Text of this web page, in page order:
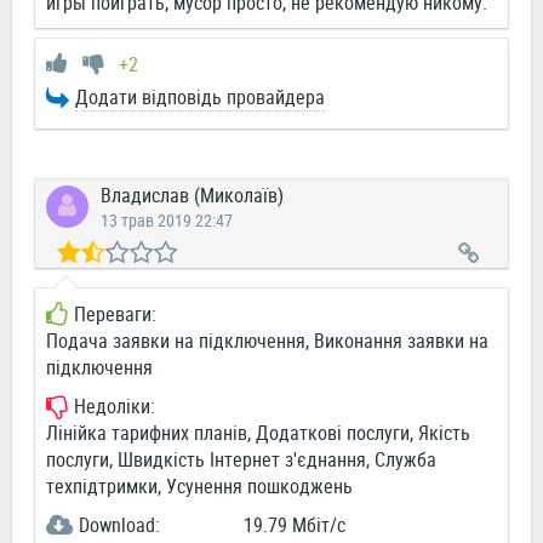
+2
Додати відповідь провайдера
Владислав (Миколаїв)
13 трав 2019 22:47
Переваги:
Подача заявки на підключення, Виконання заявки на
підключення
Недоліки:
Лінійка тарифних планів, Додаткові послуги, Якість
послуги, Швидкість Інтернет з'єднання, Служба
техпідтримки, Усунення пошкоджень
Download:
19.79 Мбіт/c